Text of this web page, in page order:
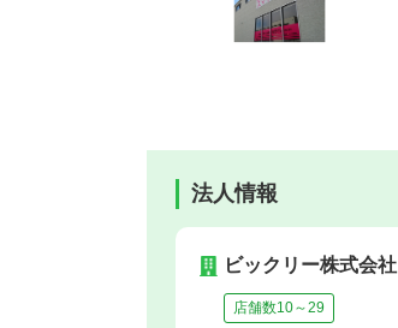
法人情報
ビックリー株式会社
店舗数10～29